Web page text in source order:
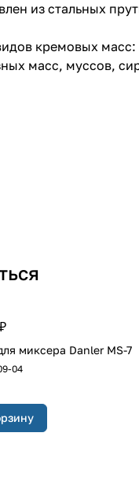
из стальных
кремовых
масс, муссов,
миксера Danler MS-7
04